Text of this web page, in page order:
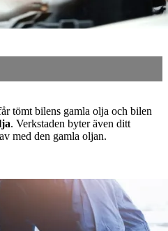
tömt bilens gamla olja och bilen
. Verkstaden byter även ditt
med den gamla oljan.